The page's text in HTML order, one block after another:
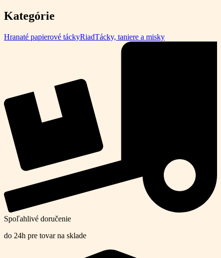
Kategórie
Hranaté papierové táckyRiadTácky, taniere a misky
Spoľahlivé doručenie
do 24h pre tovar na sklade